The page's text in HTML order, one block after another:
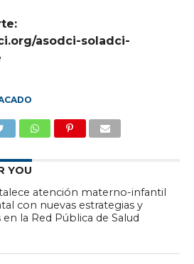
asodci-soladci-
YOU
atención materno-infantil
con nuevas estrategias y
en la Red Pública de Salud